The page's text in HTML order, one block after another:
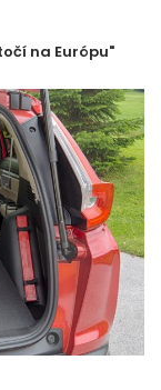
na Európu"